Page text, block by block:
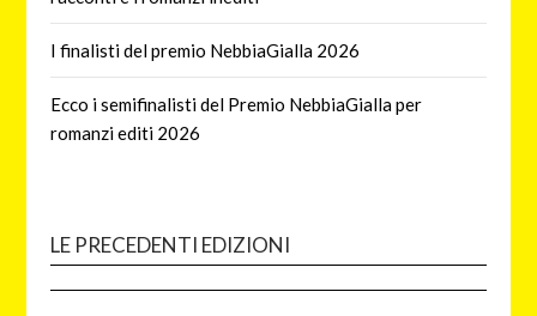
I finalisti del premio NebbiaGialla 2026
Ecco i semifinalisti del Premio NebbiaGialla per
romanzi editi 2026
LE PRECEDENTI EDIZIONI